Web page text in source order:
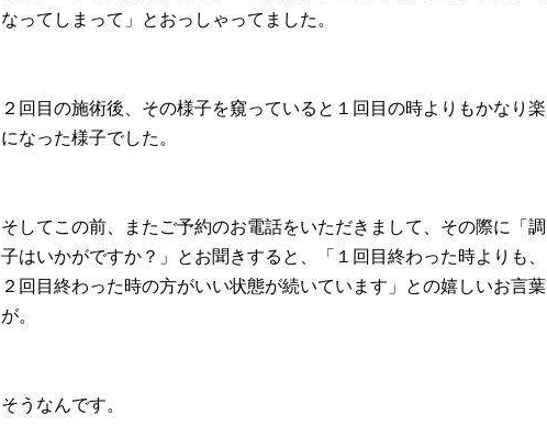
なってしまって」とおっしゃってました。
２回目の施術後、その様子を窺っていると１回目の時よりもかなり楽
になった様子でした。
そしてこの前、またご予約のお電話をいただきまして、その際に「調
子はいかがですか？」とお聞きすると、「１回目終わった時よりも、
２回目終わった時の方がいい状態が続いています」との嬉しいお言葉
が。
そうなんです。